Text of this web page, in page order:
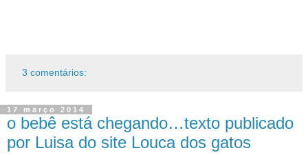
3 comentários:
17 março 2014
o bebê está chegando…texto publicado
por Luisa do site Louca dos gatos